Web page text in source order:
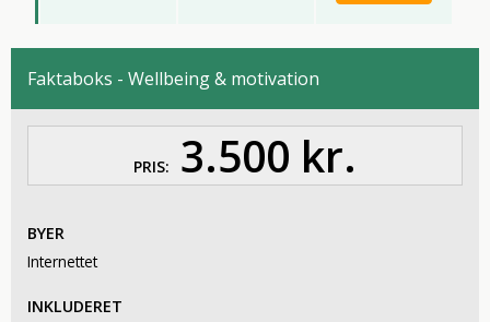
Faktaboks - Wellbeing & motivation
PRIS: 3.500 kr.
BYER
Internettet
INKLUDERET